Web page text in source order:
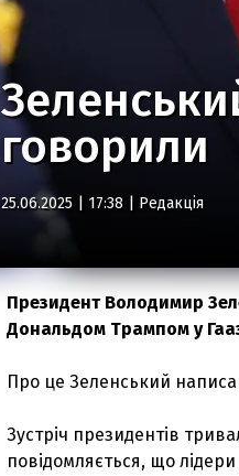
говорили
25.06.2025 | 17:38 | Редакція
Президент Володимир
Дональдом Трампом у
Про це Зеленський
Зустріч президентів
повідомляється, що